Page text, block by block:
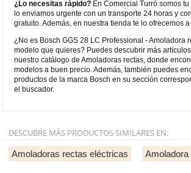
¿Lo necesitas rápido? En Comercial Turró somos
lo enviamos urgente con un transporte 24 horas y
gratuito. Además, en nuestra tienda te lo ofrecemos
¿No es Bosch GGS 28 LC Professional - Amoladora
modelo que quieres? Puedes descubrir más
nuestro catálogo de Amoladoras rectas, donde
modelos a buen precio. Además, también puedes
productos de la marca Bosch en su sección
el buscador.
DESCUBRE MÁS PRODUCTOS SIMILARES EN:
Amoladoras rectas eléctricas